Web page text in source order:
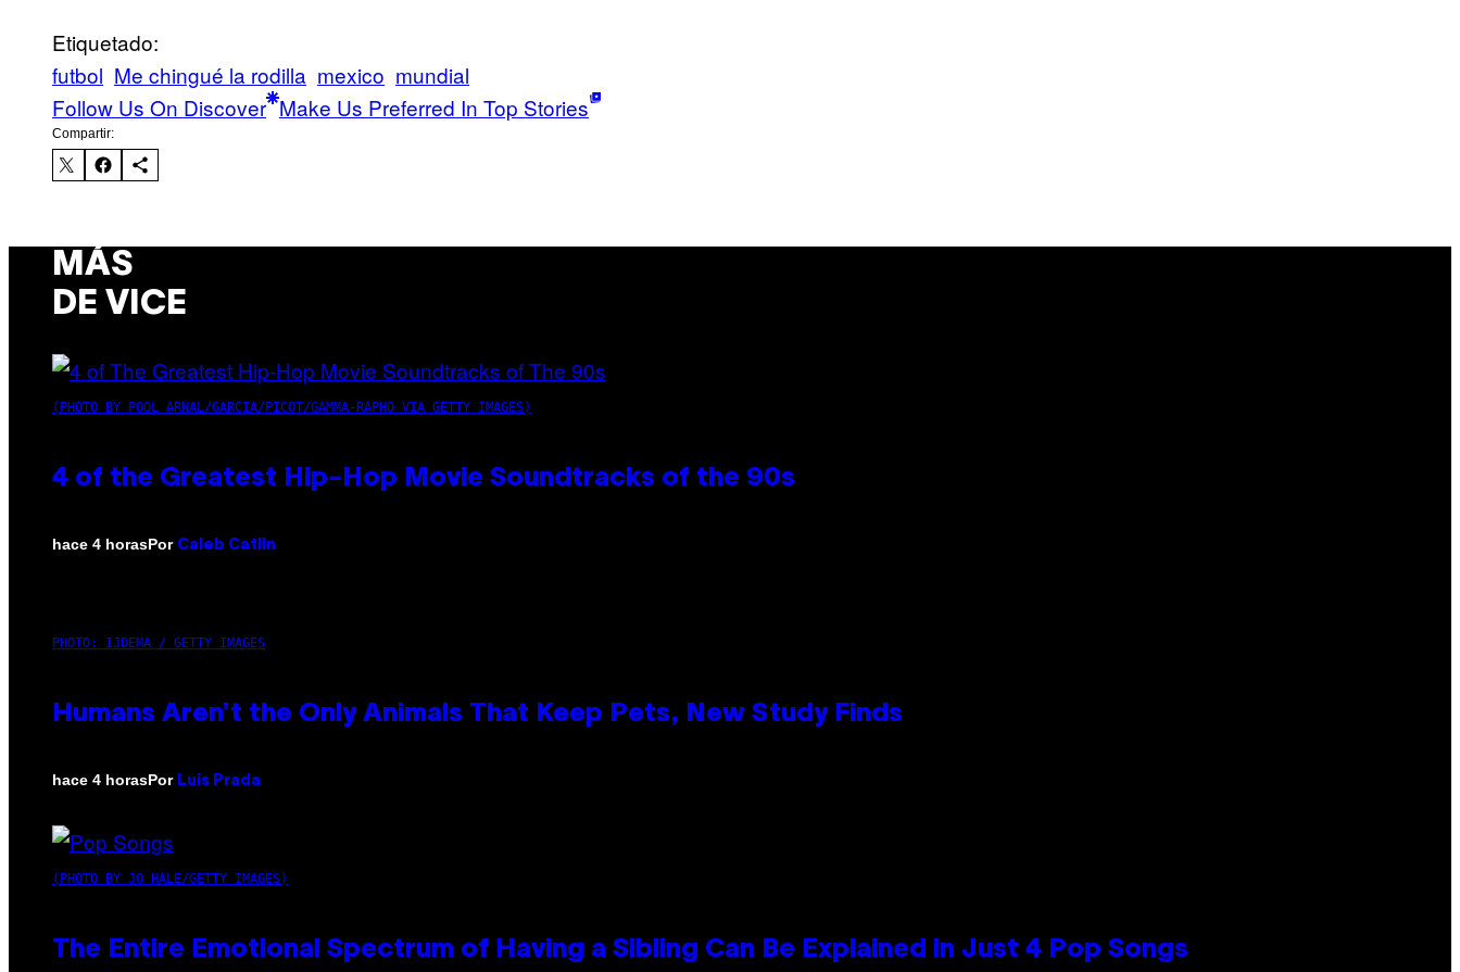
Etiquetado:
futbol Me chingué la rodilla mexico mundial
Follow Us On Discover Make Us Preferred In Top Stories
Compartir:
MÁS
DE VICE
(PHOTO BY POOL ARNAL/GARCIA/PICOT/GAMMA-RAPHO VIA GETTY IMAGES)
4 of the Greatest Hip-Hop Movie Soundtracks of the 90s
hace 4 horasPor Caleb Catlin
PHOTO: IJDEMA / GETTY IMAGES
Humans Aren’t the Only Animals That Keep Pets, New Study Finds
hace 4 horasPor Luis Prada
(PHOTO BY JO HALE/GETTY IMAGES)
The Entire Emotional Spectrum of Having a Sibling Can Be Explained in Just 4 Pop Songs